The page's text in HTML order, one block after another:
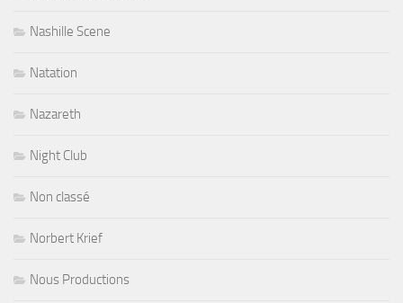
Nashille Scene
Natation
Nazareth
Night Club
Non classé
Norbert Krief
Nous Productions